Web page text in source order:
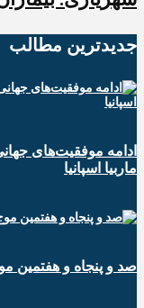
جدیدترین‌ مطالب
ادامه موفقیت‌های
ماربیا اسپانیا
صد و پنجاه و هفتمین